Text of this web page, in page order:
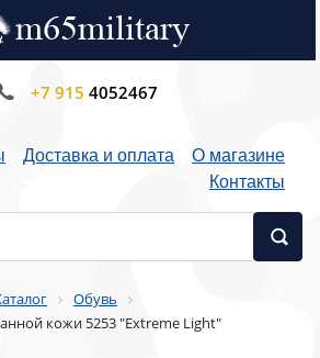
+7 915 4052467
Доставка и оплата
О магазине
Контакты
Обувь
кожи 5253 "Extreme Light"